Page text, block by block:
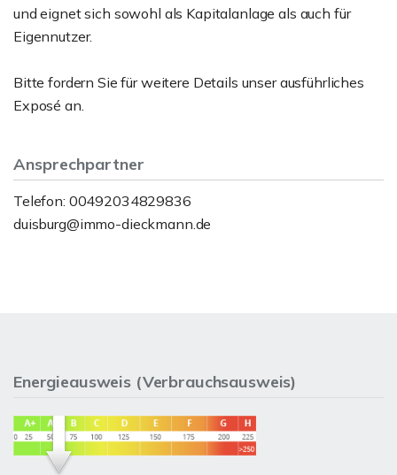
und eignet sich sowohl als Kapitalanlage als auch für
Eigennutzer.
Bitte fordern Sie für weitere Details unser ausführliches
Exposé an.
Ansprechpartner
Telefon: 00492034829836
duisburg@immo-dieckmann.de
Energieausweis (Verbrauchsausweis)